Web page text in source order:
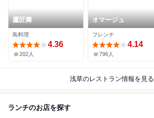
鷹匠壽
鳥料理
4.36
202人
オマージュ
フレンチ
4.14
796人
浅草のレストラン情報を見る
ランチのお店を探す